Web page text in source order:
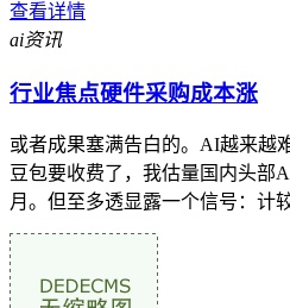
查看详情
ai资讯
行业焦点硬件采购成本涨
或者成果塞满告白的。AI越来越
豆包要收费了，我估量国内头部
月。但至多透显露一个信号：计